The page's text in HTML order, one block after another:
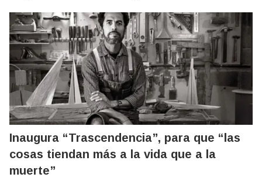
Inaugura “Trascendencia”, para que “las
cosas tiendan más a la vida que a la
muerte”